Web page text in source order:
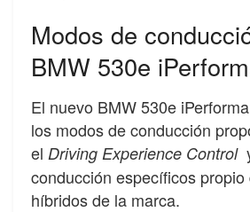
Modos de
BMW 530e
El nuevo BMW 530e
los modos de conducción
el Driving Experience Control
conducción específicos
híbridos de la marca.